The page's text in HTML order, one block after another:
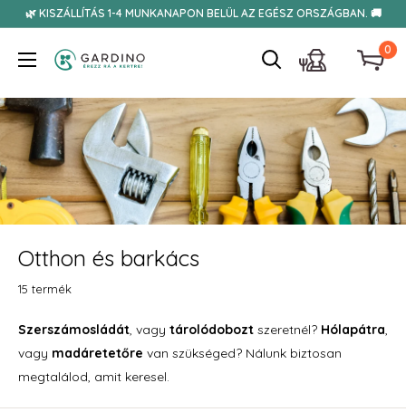
Tovább🌿 KISZÁLLÍTÁS 1-4 MUNKANAPON BELÜL AZ EGÉSZ ORSZÁGBAN. 🚚
Gardino
0
Otthon és barkács
15 termék
Szerszámosládát, vagy tárolódobozt szeretnél? Hólapátra,
vagy madáretetőre van szükséged? Nálunk biztosan
megtalálod, amit keresel.